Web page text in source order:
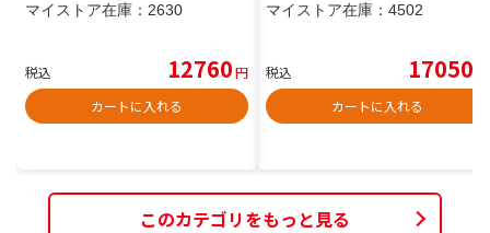
マイストア在庫： 2630
税込 12760円
カートに入れる
マイストア在庫： 4502
税込 17050
カートに入れる
このカテゴリをもっと見る